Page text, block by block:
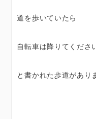
道を歩いていたら
自転車は降りてくださ
と書かれた歩道があり